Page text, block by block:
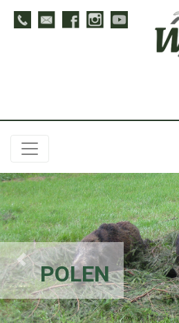
POLEN
Previous